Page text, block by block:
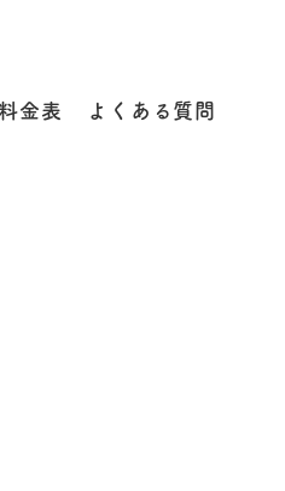
金表 よくある質問